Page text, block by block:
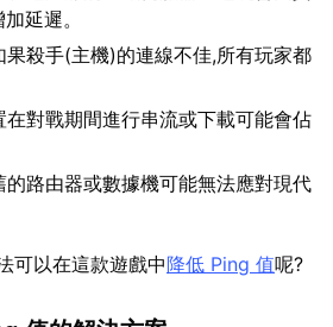
延遲。
果殺手(主機)的連線不佳,所有玩家都
在對戰期間進行串流或下載可能會佔
路由器或數據機可能無法應對現代
可以在這款遊戲中降低 Ping 值呢?